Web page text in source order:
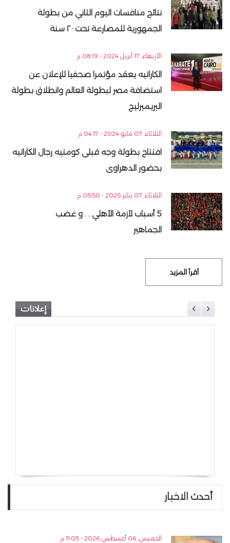
نتائج منافسات اليوم الثاني من بطولة
الجمهورية للمصارعة تحت ٢٠ سنة
الأربعاء, 17 أبريل 2024 - 08:19 م
الكاراتيه يعقد مؤتمرا صحفيا للإعلان عن
استضافة مصر لبطولة العالم وانطلاق بطولة
البريميرليج
الثلاثاء, 07 مايو 2024 - 04:17 م
افتتاح بطولة وجه قبلى كومتيه رجال الكاراتيه
بحضور الدهراوى
الثلاثاء, 07 يناير 2025 - 05:50 م
5 أسباب لأزمة الأهلي . . و غضب
الجماهير
أقرأ المزيد
إعلانات
أحدث الاخبار
الخميس, 06 أغسطس 2026 - 11:03 م